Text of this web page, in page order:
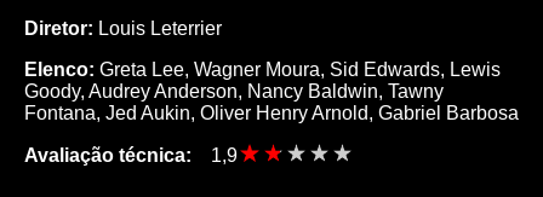
Diretor: Louis Leterrier
Elenco: Greta Lee, Wagner Moura, Sid Edwards, Lewis
Goody, Audrey Anderson, Nancy Baldwin, Tawny
Fontana, Jed Aukin, Oliver Henry Arnold, Gabriel Barbosa
Avaliação técnica: 1,9